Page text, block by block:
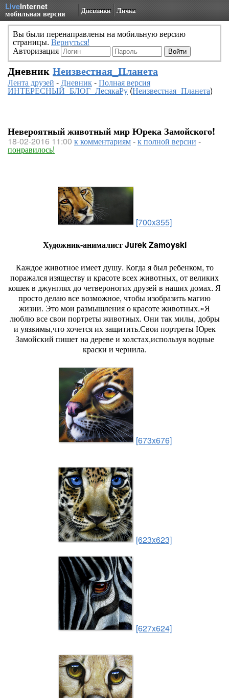
LiveInternet
мобильная версия Дневники Личка
Вы были перенаправлены на мобильную версию
страницы. Вернуться!
Авторизация
Дневник Неизвестная_Планета
Лента друзей -Дневник-Полная версия
ИНТЕРЕСНЫЙ_БЛОГ_ЛесякаРу(Неизвестная_Планета)
Невероятный животный мир Юрека Замойского!
18-02-2016 11:00 к комментариям-к полной версии -
понравилось!
[700x355]
Художник-анималист Jurek Zamoyski
Каждое животное имеет душу. Когда я был ребенком, то
поражался изяществу и красоте всех животных, от великих
кошек в джунглях до четвероногих друзей в наших домах. Я
просто делаю все возможное, чтобы изобразить магию
жизни. Это мои размышления о красоте животных.«Я
люблю все свои портреты животных. Они так милы, добры
и уязвимы,что хочется их защитить.Свои портреты Юрек
Замойский пишет на дереве и холстах,используя водные
краски и чернила.
[673x676]
[623x623]
[627x624]